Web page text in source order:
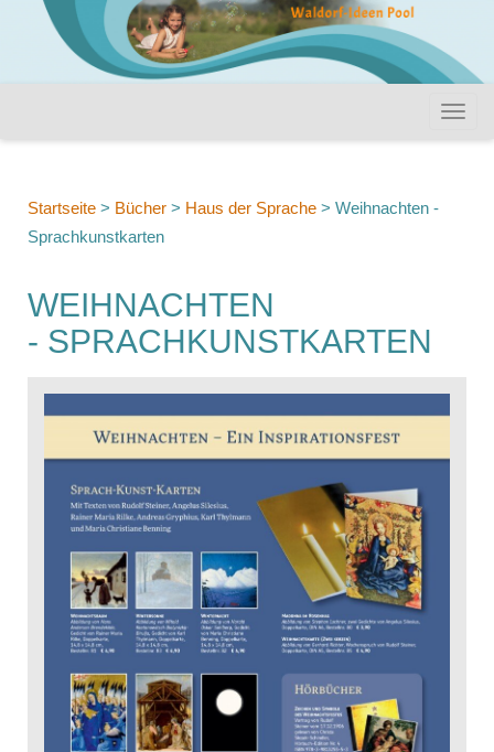
Startseite > Bücher > Haus der Sprache > Weihnachten -
Sprachkunstkarten
WEIHNACHTEN
- SPRACHKUNSTKARTEN